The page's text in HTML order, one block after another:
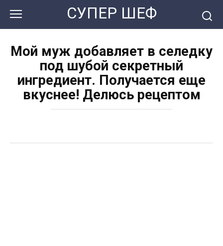
контенту
СУПЕР ШЕФ
Мой муж добавляет в селедку
под шубой секретный
ингредиент. Получается еще
вкуснее! Делюсь рецептом